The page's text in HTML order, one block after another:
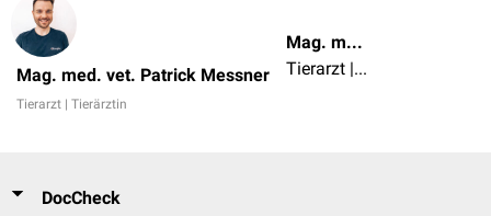
Mag. med. vet. Patrick Messner
Tierarzt | Tierärztin
Mag. med. vet. Patrick Messner
Tierarzt | Tierärztin
DocCheck